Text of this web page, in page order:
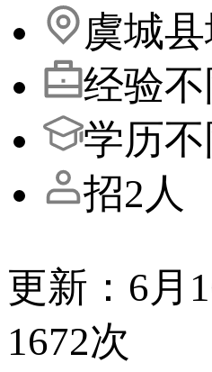
虞城
经验不
学历不
招2人
更新：6月
1672次